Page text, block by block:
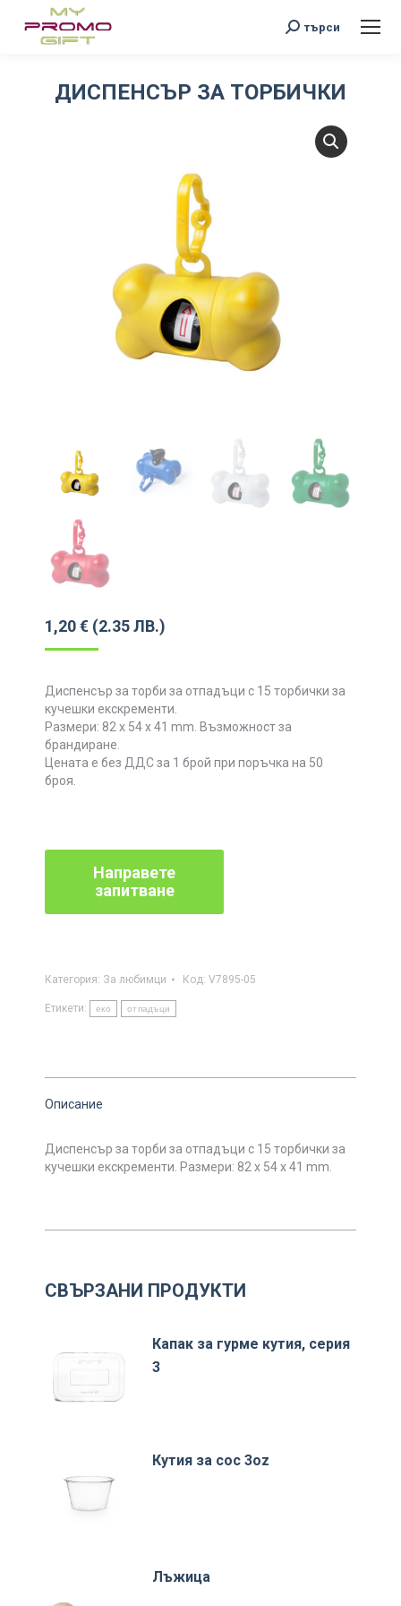
Search:
търси
ДИСПЕНСЪР ЗА ТОРБИЧКИ
1,20€ (2.35 ЛВ.)
Диспенсър за торби за отпадъци с 15 торбички за
кучешки екскременти.
Размери: 82 x 54 x 41 mm. Възможност за
брандиране.
Цената е без ДДС за 1 брой при поръчка на 50
броя.
Категория: За любимци Код: V7895-05
Етикети: еко отпадъци
Описание
Диспенсър за торби за отпадъци с 15 торбички за
кучешки екскременти. Размери: 82 x 54 x 41 mm.
СВЪРЗАНИ ПРОДУКТИ
Капак за гурме кутия, серия
3
Кутия за сос 3oz
Лъжица